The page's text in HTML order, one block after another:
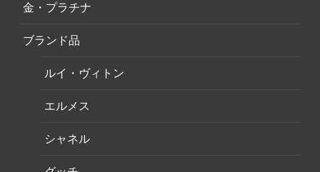
金・プラチナ
ブランド品
ルイ・ヴィトン
エルメス
シャネル